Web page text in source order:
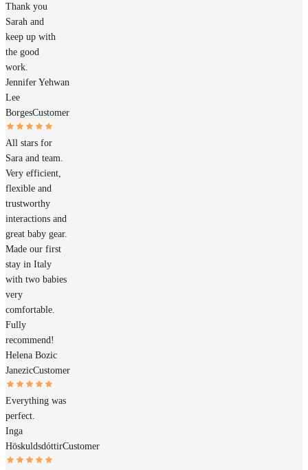
Thank you
Sarah and
keep up with
the good
work.
Jennifer Yehwan
Lee
BorgesCustomer
All stars for
Sara and team.
Very efficient,
flexible and
trustworthy
interactions and
great baby gear.
Made our first
stay in Italy
with two babies
very
comfortable.
Fully
recommend!
Helena Bozic
JanezicCustomer
Everything was
perfect.
Inga
HöskuldsdóttirCustomer